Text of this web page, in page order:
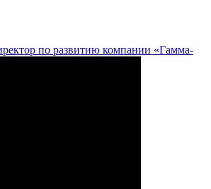
по развитию компании «Гамма-